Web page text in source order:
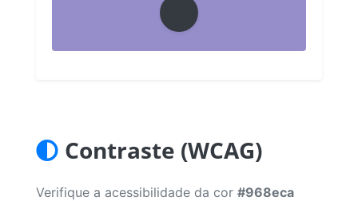
Contraste (WCAG)
Verifique a acessibilidade da cor #968eca